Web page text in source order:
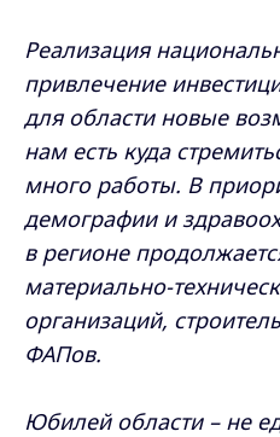
Реализация
привлечение
для области новые
нам есть куда
много работы. В
демографии и
в регионе
материально-
организаций,
ФАПов.
Юбилей области – не